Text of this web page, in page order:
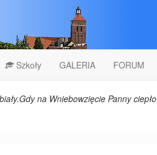
Szkoły GALERIA FORUM
na Wniebowzięcie Panny ciepło